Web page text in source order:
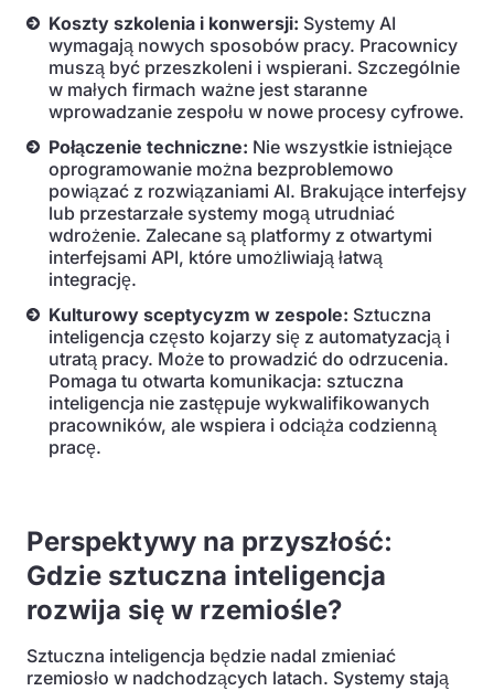
Koszty szkolenia i konwersji: Systemy AI
wymagają nowych sposobów pracy. Pracownicy
muszą być przeszkoleni i wspierani. Szczególnie
w małych firmach ważne jest staranne
wprowadzanie zespołu w nowe procesy cyfrowe.
Połączenie techniczne: Nie wszystkie istniejące
oprogramowanie można bezproblemowo
powiązać z rozwiązaniami AI. Brakujące interfejsy
lub przestarzałe systemy mogą utrudniać
wdrożenie. Zalecane są platformy z otwartymi
interfejsami API, które umożliwiają łatwą
integrację.
Kulturowy sceptycyzm w zespole: Sztuczna
inteligencja często kojarzy się z automatyzacją i
utratą pracy. Może to prowadzić do odrzucenia.
Pomaga tu otwarta komunikacja: sztuczna
inteligencja nie zastępuje wykwalifikowanych
pracowników, ale wspiera i odciąża codzienną
pracę.
Perspektywy na przyszłość:
Gdzie sztuczna inteligencja
rozwija się w rzemiośle?
Sztuczna inteligencja będzie nadal zmieniać
rzemiosło w nadchodzących latach. Systemy stają